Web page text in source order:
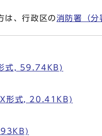
、行政区の消防署（分
式, 59.74KB)
形式, 20.41KB)